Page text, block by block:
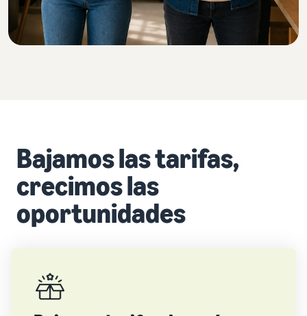
Bajamos las tarifas,
crecimos las
oportunidades